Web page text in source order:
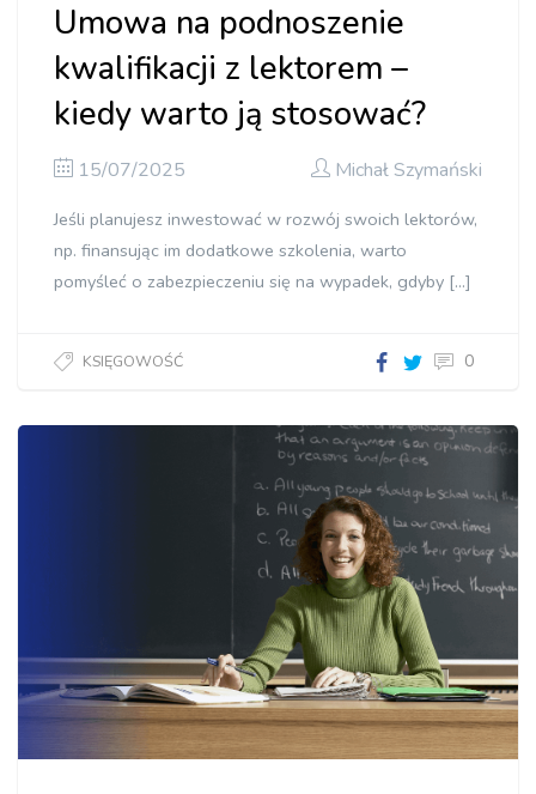
Umowa na podnoszenie
kwalifikacji z lektorem –
kiedy warto ją stosować?
15/07/2025 Michał Szymański
Jeśli planujesz inwestować w rozwój swoich lektorów,
np. finansując im dodatkowe szkolenia, warto
pomyśleć o zabezpieczeniu się na wypadek, gdyby […]
KSIĘGOWOŚĆ 0